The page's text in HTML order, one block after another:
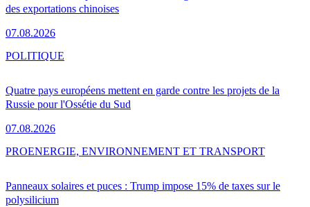
des exportations chinoises
07.08.2026
Quatre pays européens mettent en garde contre les projets de la
Russie pour l'Ossétie du Sud
07.08.2026
POLITIQUE
Panneaux solaires et puces : Trump impose 15% de taxes sur le
polysilicium
PROENERGIE, ENVIRONNEMENT ET TRANSPORT